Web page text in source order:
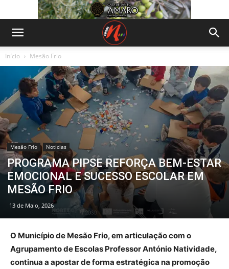
Início Mesão Frio
Mesão Frio Notícias
PROGRAMA PIPSE REFORÇA BEM-ESTAR
EMOCIONAL E SUCESSO ESCOLAR EM
MESÃO FRIO
13 de Maio, 2026
O Município de Mesão Frio, em articulação com o
Agrupamento de Escolas Professor António Natividade,
continua a apostar de forma estratégica na promoção